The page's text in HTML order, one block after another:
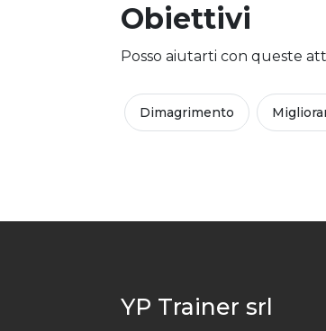
Obiettivi
Posso aiutarti con queste
Dimagrimento
YP Trainer srl